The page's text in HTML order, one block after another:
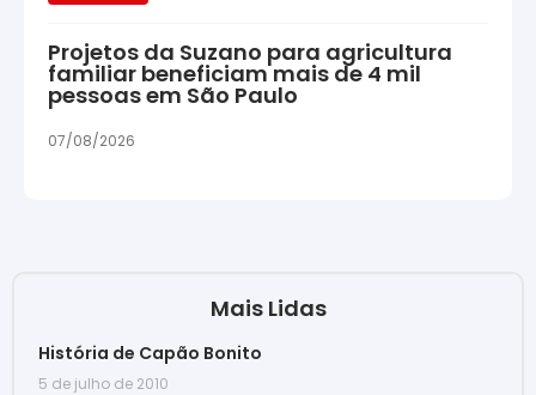
Projetos da Suzano para agricultura
familiar beneficiam mais de 4 mil
pessoas em São Paulo
07/08/2026
Mais Lidas
História de Capão Bonito
5 de julho de 2010